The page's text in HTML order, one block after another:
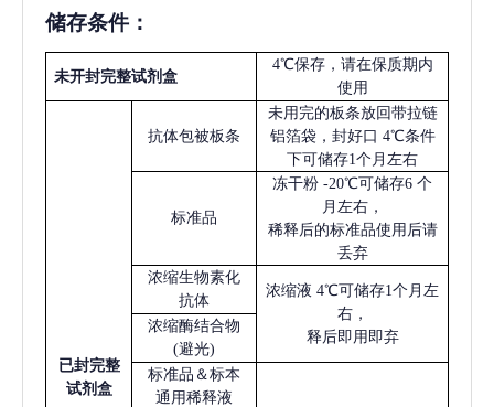
储存条件：
未开封完整试剂盒
4℃保存，请在保质期内
使用
已封完整
试剂盒
抗体包被板条
未用完的板条放回带拉链
铝箔袋，封好口 4℃条件
下可储存1个月左右
标准品
冻干粉 -20℃可储存6 个
月左右，
稀释后的标准品使用后请
丢弃
浓缩生物素化
抗体
浓缩液 4℃可储存1个月左
右，
释后即用即弃
浓缩酶结合物
(避光)
标准品＆标本
通用稀释液